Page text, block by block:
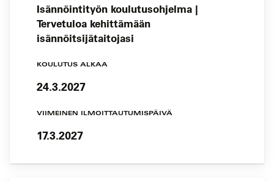
Isännöintityön koulutusohjelma |
Tervetuloa kehittämään
isännöitsijätaitojasi
KOULUTUS ALKAA
24.3.2027
VIIMEINEN ILMOITTAUTUMISPÄIVÄ
17.3.2027